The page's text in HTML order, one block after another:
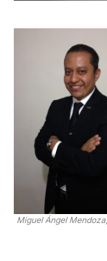
Miguel Ángel